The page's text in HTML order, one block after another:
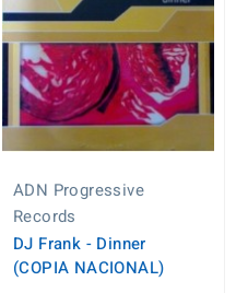
ADN Progressive
Records
DJ Frank - Dinner
(COPIA NACIONAL)